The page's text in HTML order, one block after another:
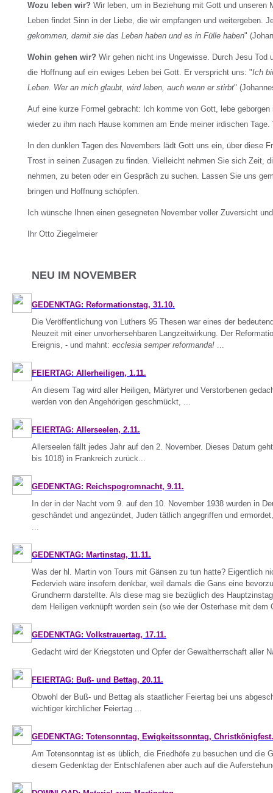
Wozu leben wir? Wir leben, um in Beziehung mit Gott und unseren
Leben findet Sinn in der Liebe, die wir empfangen und weitergeben.
gekommen, damit sie das Leben haben und es in Fülle haben"
Wohin gehen wir? Wir gehen nicht ins Ungewisse. Durch Jesu Tod
die Hoffnung auf ein ewiges Leben bei Gott. Er verspricht uns: "Ich
Leben. Wer an mich glaubt, wird leben, auch wenn er stirbt"
Auf eine kurze Formel gebracht: Ich komme von Gott, lebe geborgen
wieder zu ihm nach Hause kommen am Ende meiner irdischen
In den dunklen Tagen des Novembers lädt Gott uns ein, über diese
Trost in seinen Zusagen zu finden. Vielleicht nehmen Sie sich Zeit,
nehmen, zu beten oder ein Gespräch zu suchen. Lassen Sie uns
bringen und Hoffnung schöpfen.
Ich wünsche Ihnen einen gesegneten November voller Zuversicht
Ihr Otto Ziegelmeier
NEU IM NOVEMBER
GEDENKTAG: Reformationstag, 31.10.
Die Veröffentlichung von Luthers 95 Thesen war eines der
Neuzeit mit einer unvorhersehbaren Langzeitwirkung. Der
Ereignis, - und mahnt: ecclesia semper reformanda! ...
FEIERTAG: Allerheiligen, 1.11.
An diesem Tag wird aller Heiligen, Märtyrer und Verstorbenen
werden von den Angehörigen geschmückt, ...
FEIERTAG: Allerseelen, 2.11.
Allerseelen fällt jedes Jahr auf den 2. November. Dieses Datum
bis 1018) in Frankreich zurück...
GEDENKTAG: Reichspogromnacht, 9.11.
In der in der Nacht vom 9. auf den 10. November 1938 wurden in
geschändet und angezündet, Juden tätlich angegriffen und
...
GEDENKTAG: Martinstag, 11.11.
Was der hl. Martin von Tours mit Gänsen zu tun hatte? Eigentlich
Federvieh wäre insofern denkbar, weil damals die Gans eine
Grundherrn darstellte. Als diese mag sie bezüglich des
dem Heiligen verknüpft worden sein (so wie der Osterhase mit dem
GEDENKTAG: Volkstrauertag, 17.11.
Gedacht wird der Kriegstoten und Opfer der Gewaltherrschaft aller
FEIERTAG: Buß- und Bettag, 20.11.
Obwohl der Buß- und Bettag als staatlicher Feiertag bei uns
wichtiger kirchlicher Feiertag ...
GEDENKTAG: Totensonntag, Ewigkeitssonntag,
Am Totensonntag ist es üblich, die Friedhöfe zu besuchen und die
diesem Gedenktag der Entschlafenen aber auch auf die